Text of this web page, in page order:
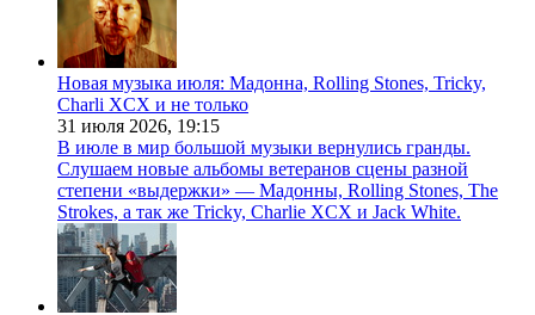
Новая музыка июля: Мадонна, Rolling Stones, Tricky,
Charli XCX и не только
31 июля 2026, 19:15
В июле в мир большой музыки вернулись гранды.
Слушаем новые альбомы ветеранов сцены разной
степени «выдержки» — Мадонны, Rolling Stones, The
Strokes, а так же Tricky, Charlie XCX и Jack White.